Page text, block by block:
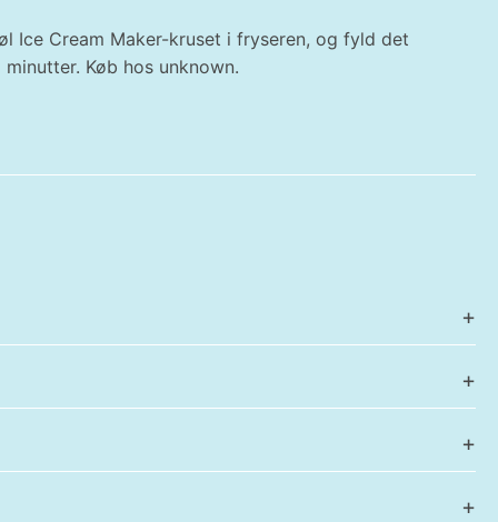
Ice Cream Maker-kruset i fryseren, og fyld det
Køb hos unknown.